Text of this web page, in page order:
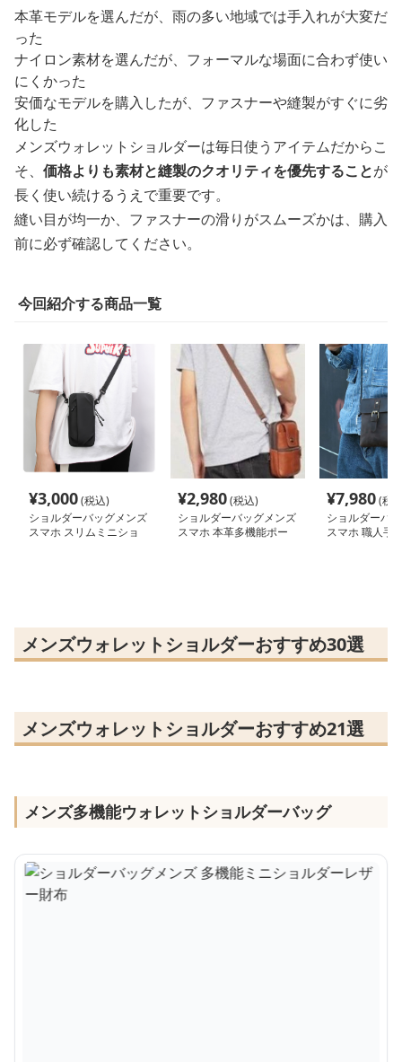
本革モデルを選んだが、雨の多い地域では手入れが大変だ
った
ナイロン素材を選んだが、フォーマルな場面に合わず使い
にくかった
安価なモデルを購入したが、ファスナーや縫製がすぐに劣
化した
メンズウォレットショルダーは毎日使うアイテムだからこ
そ、 価格よりも素材と縫製のクオリティを優先することが
長く使い続けるうえで重要です。
縫い目が均一か、ファスナーの滑りがスムーズかは、購入
前に必ず確認してください。
今回紹介する商品一覧
¥3,000(税込)
ショルダーバッグメンズ
スマホ スリムミニショ
¥2,980(税込)
ショルダーバッグメンズ
スマホ 本革多機能ポー
¥7,980(税
ショルダーバ
スマホ 職人手
メンズウォレットショルダーおすすめ30選
メンズウォレットショルダーおすすめ21選
メンズ多機能ウォレットショルダーバッグ